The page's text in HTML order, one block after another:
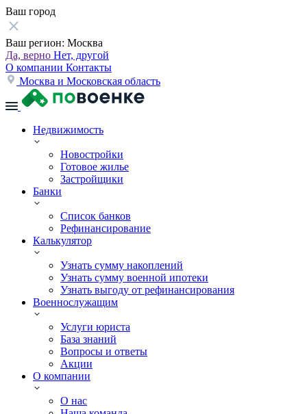
Ваш город
Ваш регион: Москва
Да, верно Нет, другой
О компании Контакты
Москва и Московская область
Недвижимость
Новостройки
Готовое жилье
Застройщики
Банки
Список банков
Рефинансирование
Калькулятор
Узнать сумму накоплений
Узнать сумму военной ипотеки
Узнать выгоду от рефинансирования
Военнослужащим
Услуги юриста
База знаний
Вопросы и ответы
Акции
О компании
О нас